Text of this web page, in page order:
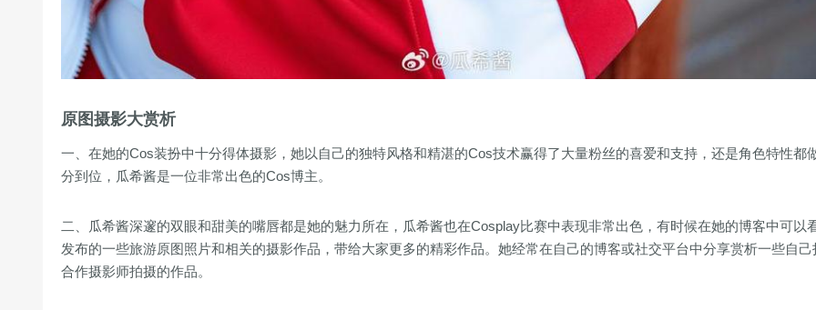
原图摄影大赏析
一、在她的Cos装扮中十分得体摄影，她以自己的独特风格和精湛的Cos技术赢得了大量粉丝的喜爱和支持，还是角色特性都
分到位，瓜希酱是一位非常出色的Cos博主。
二、瓜希酱深邃的双眼和甜美的嘴唇都是她的魅力所在，瓜希酱也在Cosplay比赛中表现非常出色，有时候在她的博客中可以
发布的一些旅游原图照片和相关的摄影作品，带给大家更多的精彩作品。她经常在自己的博客或社交平台中分享赏析一些自己
合作摄影师拍摄的作品。